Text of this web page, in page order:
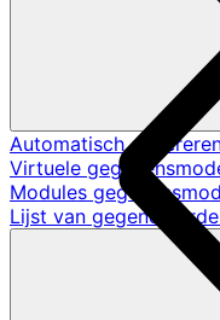
Automatisch
Virtuele
Modules
Lijst van